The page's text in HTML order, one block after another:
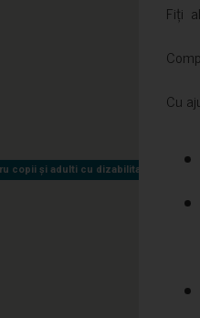
copii și adulti cu dizabilitati
copii și adulti cu dizabilitati
Fiți
Cu